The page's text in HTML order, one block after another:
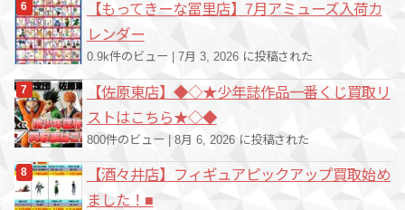
【もってきーな冨里店】7月アミューズ入荷カ
レンダー
0.9k件のビュー 7月 3, 2026 に投稿された
【佐原東店】◆◇★少年誌作品一番くじ買取リ
ストはこちら★◇◆
800件のビュー 8月 6, 2026 に投稿された
【酒々井店】フィギュアピックアップ買取始め
ました！■